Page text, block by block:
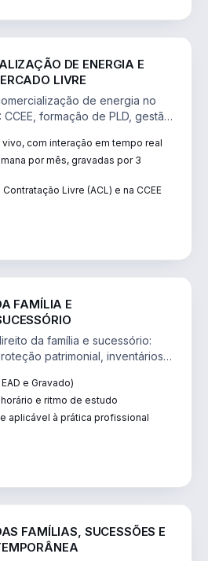
DE ENERGIA E
LIVRE
de energia no
formação de PLD, gestão
vivo, com interação em tempo real
por mês, gravadas por 3
Livre (ACL) e na CCEE
FAMÍLIA E
da família e sucessório:
patrimonial, inventários
e Gravado)
e ritmo de estudo
aplicável à prática profissional
FAMÍLIAS, SUCESSÕES E